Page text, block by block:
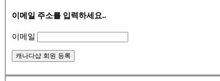
이메일 주소를 입력하세요..
이메일